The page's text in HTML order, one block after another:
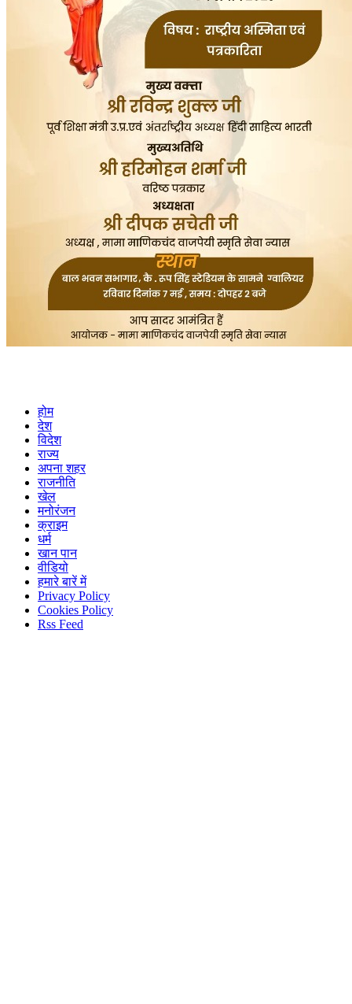
होम
देश
विदेश
राज्य
अपना शहर
राजनीति
खेल
मनोरंजन
क्राइम
धर्म
खान पान
वीडियो
हमारे बारें में
Privacy Policy
Cookies Policy
Rss Feed